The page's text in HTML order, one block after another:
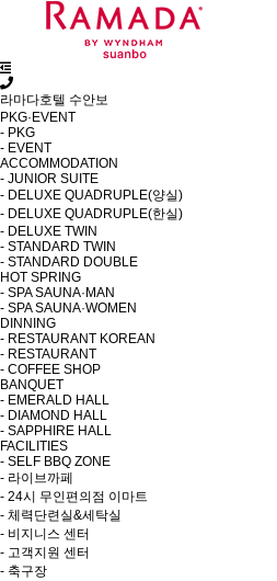
라마다호텔 수안보
PKG·EVENT
- PKG
- EVENT
ACCOMMODATION
- JUNIOR SUITE
- DELUXE QUADRUPLE(양실)
- DELUXE QUADRUPLE(한실)
- DELUXE TWIN
- STANDARD TWIN
- STANDARD DOUBLE
HOT SPRING
- SPA SAUNA·MAN
- SPA SAUNA·WOMEN
DINNING
- RESTAURANT KOREAN
- RESTAURANT
- COFFEE SHOP
BANQUET
- EMERALD HALL
- DIAMOND HALL
- SAPPHIRE HALL
FACILITIES
- SELF BBQ ZONE
- 라이브까페
- 24시 무인편의점 이마트
- 체력단련실&세탁실
- 비지니스 센터
- 고객지원 센터
- 축구장